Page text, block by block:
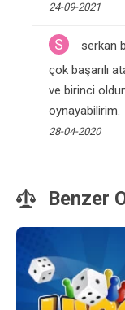
24-09-2021
S
serkan
çok başarılı
ve birinci
oynayabilirim.
28-04-2020
Benzer